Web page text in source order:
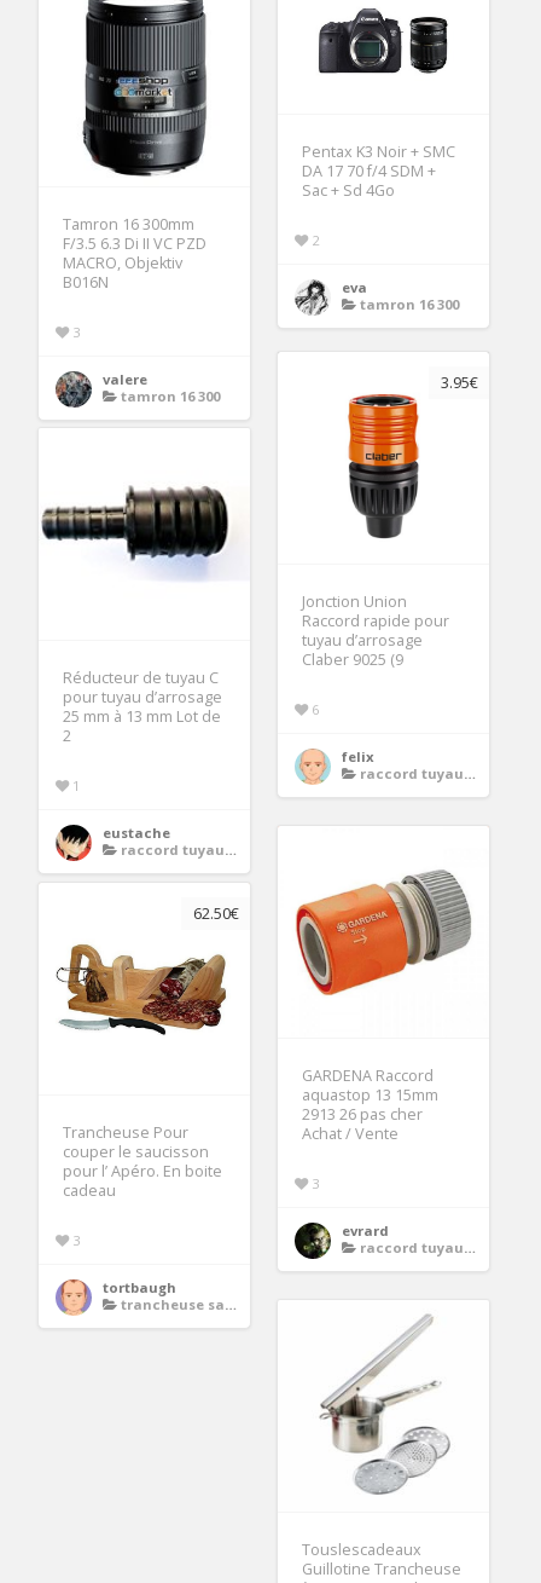
Pentax K3 Noir + SMC
DA 17 70 f/4 SDM +
Sac + Sd 4Go
2
eva
tamron 16 300
Tamron 16 300mm
F/3.5 6.3 Di II VC PZD
MACRO, Objektiv
B016N
3
valere
tamron 16 300
3.95€
Jonction Union
Raccord rapide pour
tuyau d’arrosage
Claber 9025 (9
6
felix
raccord tuyau d arrosage 13 mm
Réducteur de tuyau C
pour tuyau d’arrosage
25 mm à 13 mm Lot de
2
1
eustache
raccord tuyau d arrosage 13 mm
GARDENA Raccord
aquastop 13 15mm
2913 26 pas cher
Achat / Vente
3
evrard
raccord tuyau d arrosage 13 mm
62.50€
Trancheuse Pour
couper le saucisson
pour l’ Apéro. En boite
cadeau
3
tortbaugh
trancheuse saucisson
Touslescadeaux
Guillotine Trancheuse